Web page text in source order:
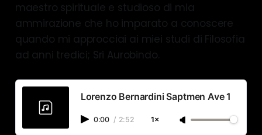
maestro spirituale e studioso di mia
ammirazione che ho imparato a conoscere
quando mi approcciai ai miei studi di Filosofia
ad anni tredici; Sri Aurobindo.
Lorenzo Bernardini Saptmen Ave 1
0:00 / 2:52 1×